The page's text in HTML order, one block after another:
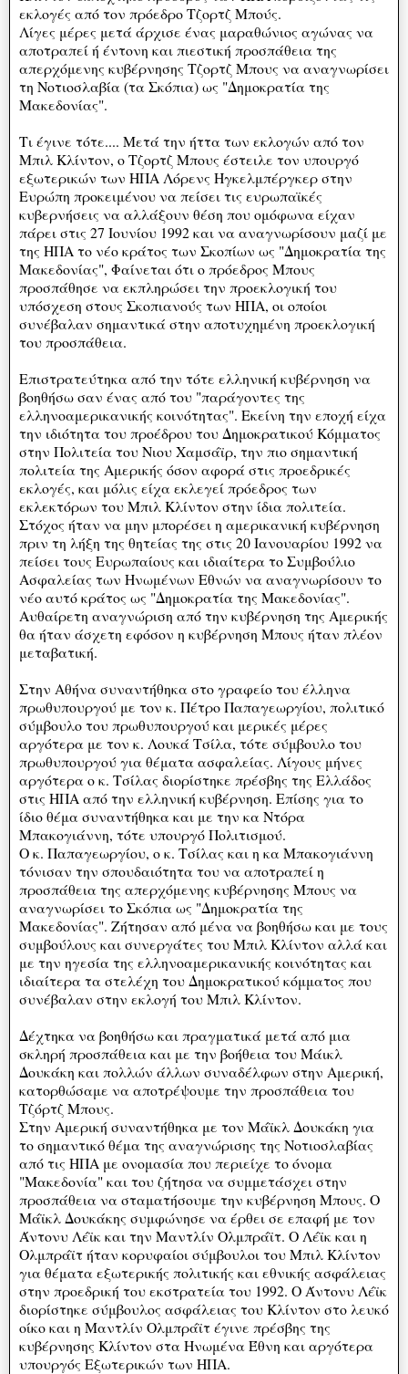
εκλογές από τον πρόεδρο Τζορτζ Μπούς.
Λίγες μέρες μετά άρχισε ένας μαραθώνιος αγώνας να
αποτραπεί ή έντονη και πιεστική προσπάθεια της
απερχόμενης κυβέρνησης Τζορτζ Μπους να αναγνωρίσει
τη Νοτιοσλαβία (τα Σκόπια) ως "Δημοκρατία της
Μακεδονίας".
Τι έγινε τότε.... Μετά την ήττα των εκλογών από τον
Μπιλ Κλίντον, ο Τζορτζ Μπους έστειλε τον υπουργό
εξωτερικών των ΗΠΑ Λόρενς Ηγκελμπέργκερ στην
Ευρώπη προκειμένου να πείσει τις ευρωπαϊκές
κυβερνήσεις να αλλάξουν θέση που ομόφωνα είχαν
πάρει στις 27 Ιουνίου 1992 και να αναγνωρίσουν μαζί με
της ΗΠΑ το νέο κράτος των Σκοπίων ως "Δημοκρατία της
Μακεδονίας", Φαίνεται ότι ο πρόεδρος Μπους
προσπάθησε να εκπληρώσει την προεκλογική του
υπόσχεση στους Σκοπιανούς των ΗΠΑ, οι οποίοι
συνέβαλαν σημαντικά στην αποτυχημένη προεκλογική
του προσπάθεια.
Επιστρατεύτηκα από την τότε ελληνική κυβέρνηση να
βοηθήσω σαν ένας από του "παράγοντες της
ελληνοαμερικανικής κοινότητας". Εκείνη την εποχή είχα
την ιδιότητα του προέδρου του Δημοκρατικού Κόμματος
στην Πολιτεία του Νιου Χαμσάϊρ, την πιο σημαντική
πολιτεία της Αμερικής όσον αφορά στις προεδρικές
εκλογές, και μόλις είχα εκλεγεί πρόεδρος των
εκλεκτόρων του Μπιλ Κλίντον στην ίδια πολιτεία.
Στόχος ήταν να μην μπορέσει η αμερικανική κυβέρνηση
πριν τη λήξη της θητείας της στις 20 Ιανουαρίου 1992 να
πείσει τους Ευρωπαίους και ιδιαίτερα το Συμβούλιο
Ασφαλείας των Ηνωμένων Εθνών να αναγνωρίσουν το
νέο αυτό κράτος ως "Δημοκρατία της Μακεδονίας".
Αυθαίρετη αναγνώριση από την κυβέρνηση της Αμερικής
θα ήταν άσχετη εφόσον η κυβέρνηση Μπους ήταν πλέον
μεταβατική.
Στην Αθήνα συναντήθηκα στο γραφείο του έλληνα
πρωθυπουργού με τον κ. Πέτρο Παπαγεωργίου, πολιτικό
σύμβουλο του πρωθυπουργού και μερικές μέρες
αργότερα με τον κ. Λουκά Τσίλα, τότε σύμβουλο του
πρωθυπουργού για θέματα ασφαλείας. Λίγους μήνες
αργότερα ο κ. Τσίλας διορίστηκε πρέσβης της Ελλάδος
στις ΗΠΑ από την ελληνική κυβέρνηση. Επίσης για το
ίδιο θέμα συναντήθηκα και με την κα Ντόρα
Μπακογιάννη, τότε υπουργό Πολιτισμού.
Ο κ. Παπαγεωργίου, ο κ. Τσίλας και η κα Μπακογιάννη
τόνισαν την σπουδαιότητα του να αποτραπεί η
προσπάθεια της απερχόμενης κυβέρνησης Μπους να
αναγνωρίσει το Σκόπια ως "Δημοκρατία της
Μακεδονίας". Ζήτησαν από μένα να βοηθήσω και με τους
συμβούλους και συνεργάτες του Μπιλ Κλίντον αλλά και
με την ηγεσία της ελληνοαμερικανικής κοινότητας και
ιδιαίτερα τα στελέχη του Δημοκρατικού κόμματος που
συνέβαλαν στην εκλογή του Μπιλ Κλίντον.
Δέχτηκα να βοηθήσω και πραγματικά μετά από μια
σκληρή προσπάθεια και με την βοήθεια του Μάικλ
Δουκάκη και πολλών άλλων συναδέλφων στην Αμερική,
κατορθώσαμε να αποτρέψουμε την προσπάθεια του
Τζόρτζ Μπους.
Στην Αμερική συναντήθηκα με τον Μάϊκλ Δουκάκη για
το σημαντικό θέμα της αναγνώρισης της Νοτιοσλαβίας
από τις ΗΠΑ με ονομασία που περιείχε το όνομα
"Μακεδονία" και του ζήτησα να συμμετάσχει στην
προσπάθεια να σταματήσουμε την κυβέρνηση Μπους. Ο
Μάϊκλ Δουκάκης συμφώνησε να έρθει σε επαφή με τον
Άντονυ Λέϊκ και την Μαντλίν Ολμπράϊτ. O Λέϊκ και η
Ολμπράϊτ ήταν κορυφαίοι σύμβουλοι του Μπιλ Κλίντον
για θέματα εξωτερικής πολιτικής και εθνικής ασφάλειας
στην προεδρική του εκστρατεία του 1992. Ο Άντονυ Λέϊκ
διορίστηκε σύμβουλος ασφάλειας του Κλίντον στο λευκό
οίκο και η Μαντλίν Ολμπράϊτ έγινε πρέσβης της
κυβέρνησης Κλίντον στα Ηνωμένα Έθνη και αργότερα
υπουργός Εξωτερικών των ΗΠΑ.